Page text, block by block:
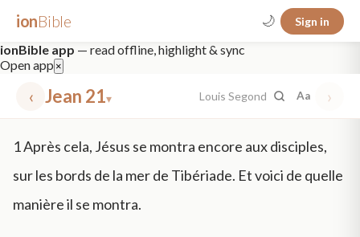
ionBible 🌙 Sign in
ionBible app — read offline, highlight & sync
Open app ×
‹ Jean 21▾ Louis Segond Aa ›
✕
mt 5 nt faith "peace that passeth" grace -law
1Après cela, Jésus se montra encore aux disciples,
sur les bords de la mer de Tibériade. Et voici de quelle
manière il se montra.